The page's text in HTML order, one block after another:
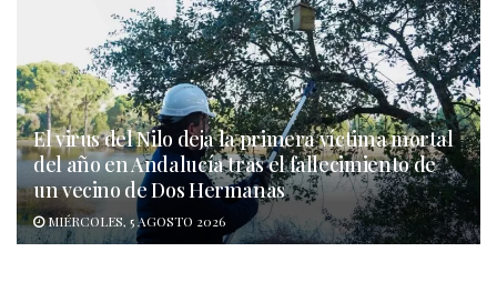
El virus del Nilo deja la primera víctima mortal
del año en Andalucía tras el fallecimiento de
un vecino de Dos Hermanas
MIÉRCOLES, 5 AGOSTO 2026